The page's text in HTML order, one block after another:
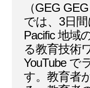
（GEG
では、3日
Pacific 地域
る教育技術
YouTube で
す。教育者